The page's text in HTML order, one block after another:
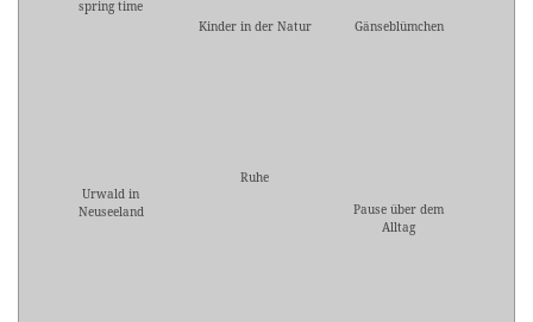
spring time
Kinder in der Natur
Gänseblümchen
Urwald in
Neuseeland
Ruhe
Pause über dem
Alltag